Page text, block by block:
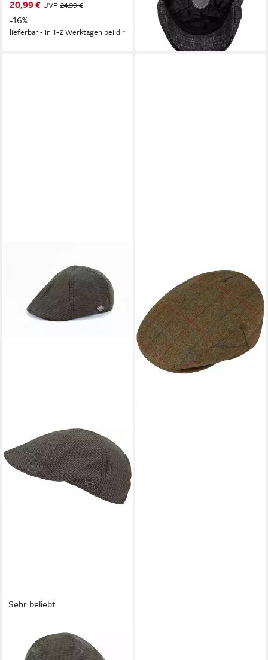
20,99 € UVP 24,99 €
-16%
lieferbar - in 1-2 Werktagen bei dir
-17%
lieferbar - in 1-2 Werktagen bei dir
Sehr beliebt
Schiebermütze Kyoto Hat
klassische Schiebermütze mit
lieferbar - in 2-3 Werktagen bei dir